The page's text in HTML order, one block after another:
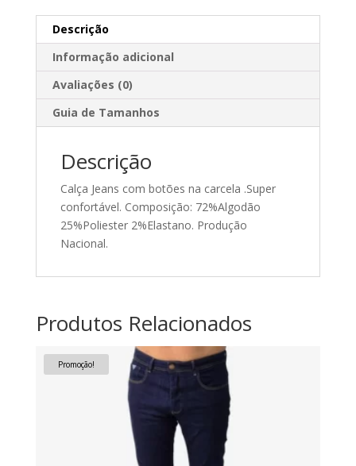
Descrição
Informação adicional
Avaliações (0)
Guia de Tamanhos
Descrição
Calça Jeans com botões na carcela .Super
confortável. Composição: 72%Algodão
25%Poliester 2%Elastano. Produção
Nacional.
Produtos Relacionados
Promoção!